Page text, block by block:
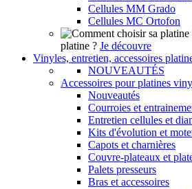
Cellules MM Grado
Cellules MC Ortofon
platine ? Je découvre
Vinyles, entretien, accessoires
NOUVEAUTÉS
Accessoires pour platines
Nouveautés
Courroies et
Entretien cellules et
Kits d'évolution et
Capots et charnières
Couvre-plateaux et
Palets presseurs
Bras et accessoires